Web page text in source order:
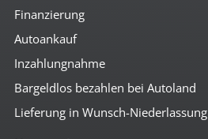
Finanzierung
Autoankauf
Inzahlungnahme
Bargeldlos bezahlen bei Autoland
Lieferung in Wunsch-Niederlassung